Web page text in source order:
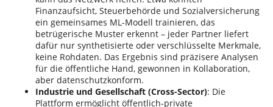
Finanzaufsicht, Steuerbehörde und Sozialversicherung
ein gemeinsames ML-Modell trainieren, das
betrügerische Muster erkennt – jeder Partner liefert
dafür nur synthetisierte oder verschlüsselte Merkmale,
keine Rohdaten. Das Ergebnis sind präzisere Analysen
für die öffentliche Hand, gewonnen in Kollaboration,
aber datenschutzkonform.
Industrie und Gesellschaft (Cross-Sector): Die
Plattform ermöglicht öffentlich-private